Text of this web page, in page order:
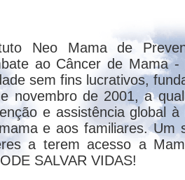
- V
vez, vindo, depois
aparecerá
Neo Mama de
ao Câncer de Mama -
sem fins lucrativos,
novembro de 2001, a
e assistência global à
e aos familiares. Um
a terem acesso a
SALVAR VIDAS!